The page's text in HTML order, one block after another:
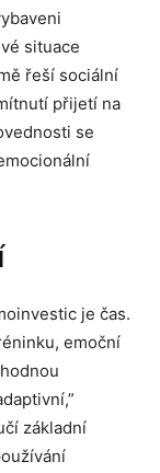
situace
řeší sociální
přijetí na
se
je čas.
emoční
základní